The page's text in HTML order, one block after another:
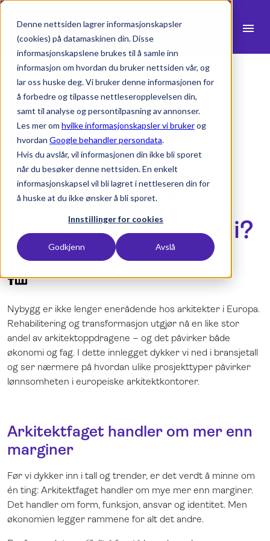
Denne nettsiden lagrer informasjonskapsler
(cookies) på datamaskinen din. Disse
informasjonskapslene brukes til å samle inn
informasjon om hvordan du bruker nettsiden vår, og
lar oss huske deg. Vi bruker denne informasjonen for
å forbedre og tilpasse nettleseropplevelsen din,
samt til analyse og persontilpasning av annonser.
Les mer om hvilke informasjonskapsler vi brukerog
hvordan Google behandler persondata.
Hvis du avslår, vil informasjonen din ikke bli sporet
når du besøker denne nettsiden. En enkelt
informasjonskapsel vil bli lagret i nettleseren din for
å huske at du ikke ønsker å bli sporet.
Innstillinger for cookies
Godkjenn Avslå
menu
Produkter
Bransjer
Ressurser
Integrasjoner
search
Dansk
Français
Nederlands
Demo
Bransjeinnsiktfra Europa
Rehabiliterings-
prosjekter i vekst:
Hva betyr det for
arkitekters økonomi?
19. august 2025 -2 min lesetid
Nybygg er ikke lenger enerådende hos arkitekter i Europa.
Rehabilitering og transformasjon utgjør nå en like stor
andel av arkitektoppdragene – og det påvirker både
økonomi og fag. I dette innlegget dykker vi ned i bransjetall
og ser nærmere på hvordan ulike prosjekttyper påvirker
lønnsomheten i europeiske arkitektkontorer.
Arkitektfaget handler om mer enn
marginer
Før vi dykker inn i tall og trender, er det verdt å minne om
én ting: Arkitektfaget handler om mye mer enn marginer.
Det handler om form, funksjon, ansvar og identitet. Men
økonomien legger rammene for alt det andre.